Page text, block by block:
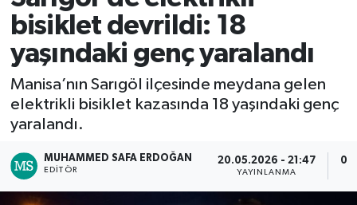
bisiklet devrildi: 18
yaşındaki genç yaralandı
Manisa’nın Sarıgöl ilçesinde meydana gelen
elektrikli bisiklet kazasında 18 yaşındaki genç
yaralandı.
MUHAMMED SAFA ERDOĞAN
EDITÖR
20.05.2026 - 21:47
YAYINLANMA
RESMİ İLAN
BİLİM VE TEKNOLOJİ
RESMİ İLAN
Yaşam
Tarih
Çevre
Dünya